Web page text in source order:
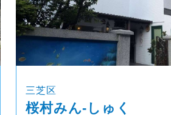
三芝区
桜村みん‐しゅく